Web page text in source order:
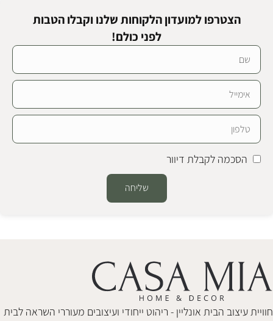
הצטרפו למועדון הלקוחות שלנו וקבלו הטבות
לפני כולם!
הסכמה לקבלת דיוור
שליחה
חוויית עיצוב הבית אונליין - ריהוט ייחודי ועיצובים מעוררי השראה לבית